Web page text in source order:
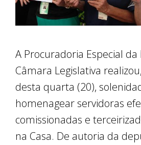
A Procuradoria Especial
Câmara Legislativa
desta quarta (20),
homenagear servidoras
comissionadas e
na Casa. De autoria da